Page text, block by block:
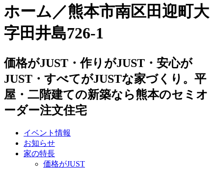
ホーム／熊本市南区田迎町大
字田井島726-1
価格がJUST・作りがJUST・安心が
JUST・すべてがJUSTな家づくり。平
屋・二階建ての新築なら熊本のセミオ
ーダー注文住宅
イベント情報
お知らせ
家の特長
価格がJUST